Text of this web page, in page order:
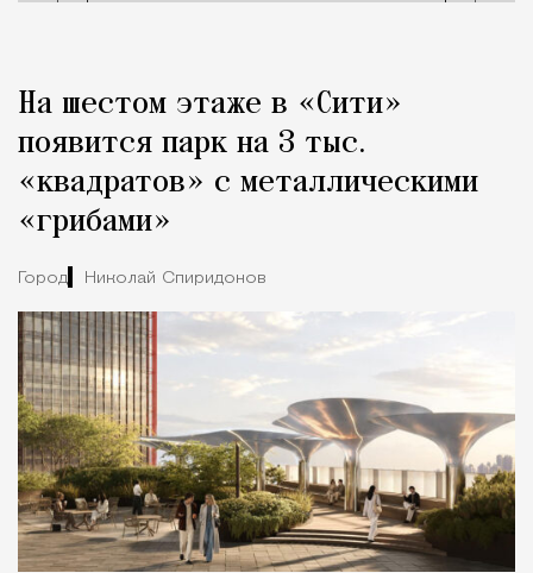
На шестом этаже в «Сити»
появится парк на 3 тыс.
«квадратов» с металлическими
«грибами»
Город Николай Спиридонов